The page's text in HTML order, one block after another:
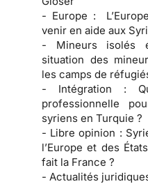
- Europe :
venir en aide aux
- Mineurs isolés
situation des
les camps de
- Intégration :
professionnelle
syriens en Turquie ?
- Libre opinion :
l’Europe et des
fait la France ?
- Actualités